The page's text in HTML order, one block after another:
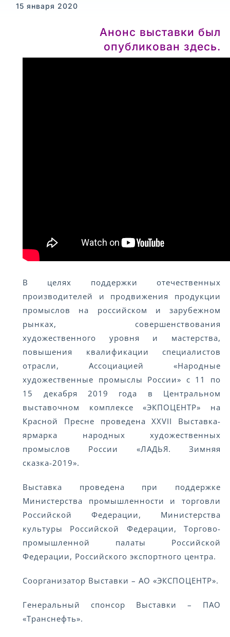
15 января 2020
Анонс выставки был
опубликован здесь.
В целях поддержки отечественных
производителей и продвижения продукции
промыслов на российском и зарубежном
рынках, совершенствования
художественного уровня и мастерства,
повышения квалификации специалистов
отрасли, Ассоциацией «Народные
художественные промыслы России» с 11 по
15 декабря 2019 года в Центральном
выставочном комплексе «ЭКПОЦЕНТР» на
Красной Пресне проведена XXVII Выставка-
ярмарка народных художественных
промыслов России «ЛАДЬЯ. Зимняя
сказка-2019».
Выставка проведена при поддержке
Министерства промышленности и торговли
Российской Федерации, Министерства
культуры Российской Федерации, Торгово-
промышленной палаты Российской
Федерации, Российского экспортного центра.
Соорганизатор Выставки – АО «ЭКСПОЦЕНТР».
Генеральный спонсор Выставки – ПАО
«Транснефть».